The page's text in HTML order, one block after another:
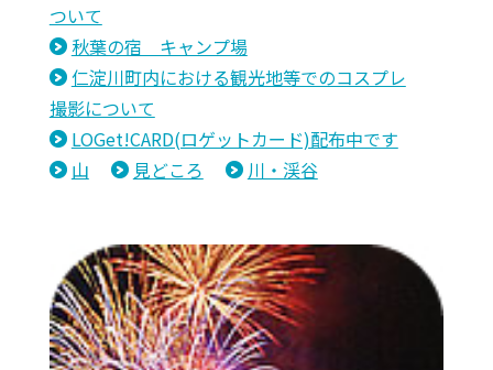
ついて
秋葉の宿 キャンプ場
仁淀川町内における観光地等でのコスプレ
撮影について
LOGet!CARD(ロゲットカード)配布中です
山
見どころ 川・渓谷